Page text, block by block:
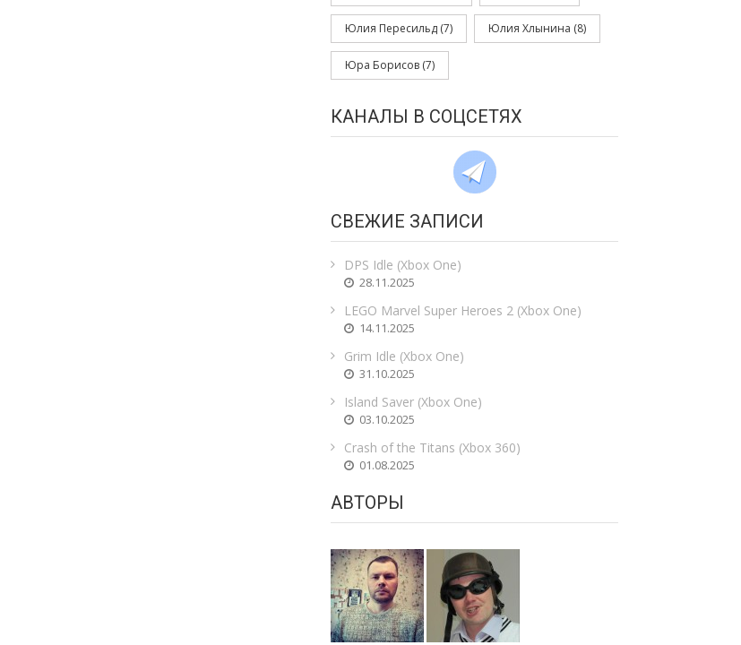
Юлия Пересильд (7) Юлия Хлынина (8)
Юра Борисов (7)
КАНАЛЫ В СОЦСЕТЯХ
СВЕЖИЕ ЗАПИСИ
DPS Idle (Xbox One)
28.11.2025
LEGO Marvel Super Heroes 2 (Xbox One)
14.11.2025
Grim Idle (Xbox One)
31.10.2025
Island Saver (Xbox One)
03.10.2025
Crash of the Titans (Xbox 360)
01.08.2025
АВТОРЫ